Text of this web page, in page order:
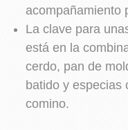
acompañamiento
La clave para
está en la
cerdo, pan de
batido y especias
comino.